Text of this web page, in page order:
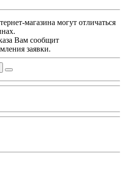
магазина могут отличаться
Вам сообщит
заявки.